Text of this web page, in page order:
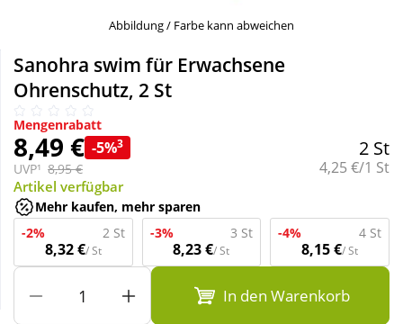
Täglich gut versorgt
Nahrungsergänzung
Natur & Homöopathie
Sanitätshaus
Sport & Fitness
Tierbedarf
Wellness
Abbildung / Farbe kann abweichen
Sanohra swim für Erwachsene
Ohrenschutz, 2 St
Mengenrabatt
8,49 € -5%3
UVP¹ 8,95 €
2 St
Grundpreis:
4,25 €/1 St
Artikel verfügbar
Mehr kaufen, mehr sparen
-2%
2 St
8,32 €/ St
-3% 3 St
8,23 €/ St
-4% 4 St
8,15 €/ St
In den Warenkorb